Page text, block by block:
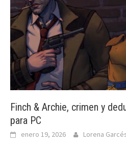
Finch & Archie, crimen y
para PC
enero 19, 2026 Lorena